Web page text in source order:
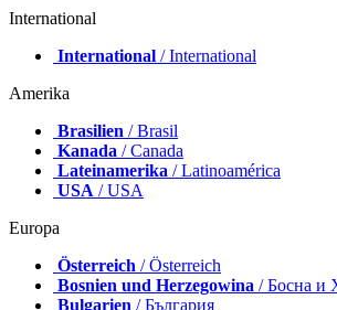
International
International / International
Amerika
Brasilien / Brasil
Kanada / Canada
Lateinamerika / Latinoamérica
USA / USA
Europa
Österreich / Österreich
Bosnien und Herzegowina / Босна и
Bulgarien / България